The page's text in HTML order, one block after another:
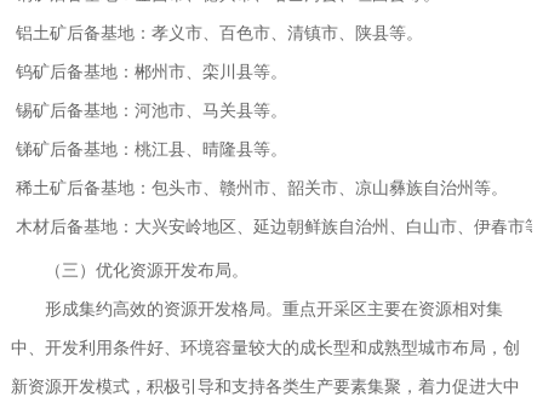
铝土矿后备基地：孝义市、百色市、清镇市、陕县等。
钨矿后备基地：郴州市、栾川县等。
锡矿后备基地：河池市、马关县等。
锑矿后备基地：桃江县、晴隆县等。
稀土矿后备基地：包头市、赣州市、韶关市、凉山彝族自治州等。
木材后备基地：大兴安岭地区、延边朝鲜族自治州、白山市、伊春市
（三）优化资源开发布局。
形成集约高效的资源开发格局。重点开采区主要在资源相对集
中、开发利用条件好、环境容量较大的成长型和成熟型城市布局，创
新资源开发模式，积极引导和支持各类生产要素集聚，着力促进大中